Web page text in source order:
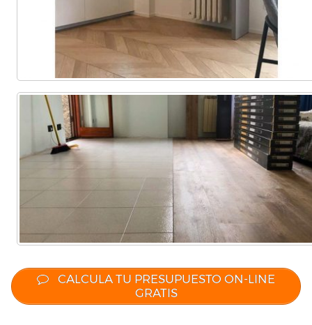
CALCULA TU PRESUPUESTO ON-LINE
GRATIS